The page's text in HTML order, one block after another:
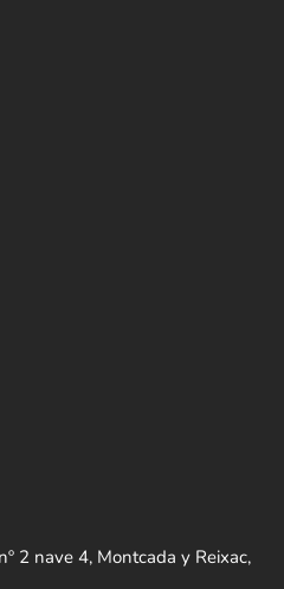
2 nave 4, Montcada y Reixac,